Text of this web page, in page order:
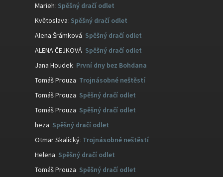
Marieh Spěšný dračí odlet
Květoslava Spěšný dračí odlet
Alena Šrámková Spěšný dračí odlet
ALENA ČEJKOVÁ Spěšný dračí odlet
Jana Houdek První dny bez Bohdana
Tomáš Prouza Trojnásobné neštěstí
Tomáš Prouza Spěšný dračí odlet
Tomáš Prouza Spěšný dračí odlet
heza Spěšný dračí odlet
Otmar Skalický Trojnásobné neštěstí
Helena Spěšný dračí odlet
Tomáš Prouza Spěšný dračí odlet